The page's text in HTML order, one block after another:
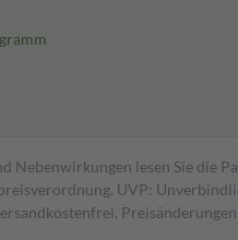
Nebenwirkungen lesen Sie die
UVP: